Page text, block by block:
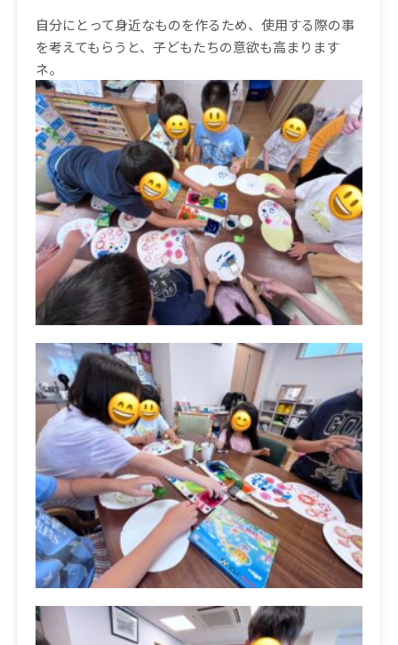
自分にとって身近なものを作るため、使用する際の事
を考えてもらうと、子どもたちの意欲も高まります
ネ。